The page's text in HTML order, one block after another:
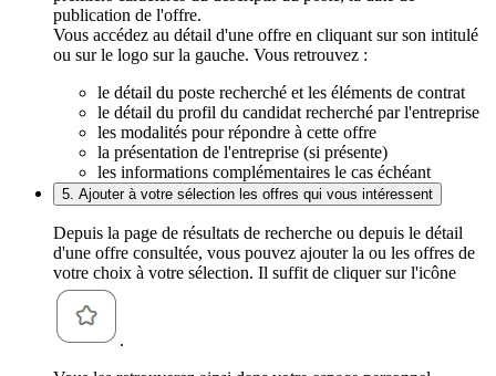
publication de l'offre.
Vous accédez au détail d'une offre en cliquant sur son intitulé
ou sur le logo sur la gauche. Vous retrouvez :
le détail du poste recherché et les éléments de contrat
le détail du profil du candidat recherché par l'entreprise
les modalités pour répondre à cette offre
la présentation de l'entreprise (si présente)
les informations complémentaires le cas échéant
5. Ajouter à votre sélection les offres qui vous intéressent
Depuis la page de résultats de recherche ou depuis le détail
d'une offre consultée, vous pouvez ajouter la ou les offres de
votre choix à votre sélection. Il suffit de cliquer sur l'icône
.